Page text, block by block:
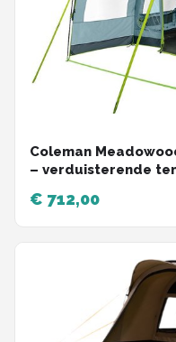
Coleman
– verduisterende
€ 712,00